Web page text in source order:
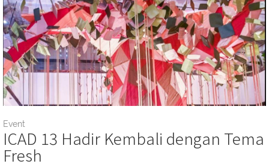
Event
ICAD 13 Hadir Kembali dengan Tema
Fresh